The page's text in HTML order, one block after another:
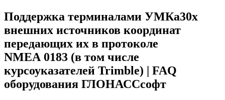
Поддержка терминалами УМКа30х
внешних источников координат
передающих их в протоколе
NMEA 0183 (в том числе
курсоуказателей Trimble) | FAQ
оборудования ГЛОНАССсофт